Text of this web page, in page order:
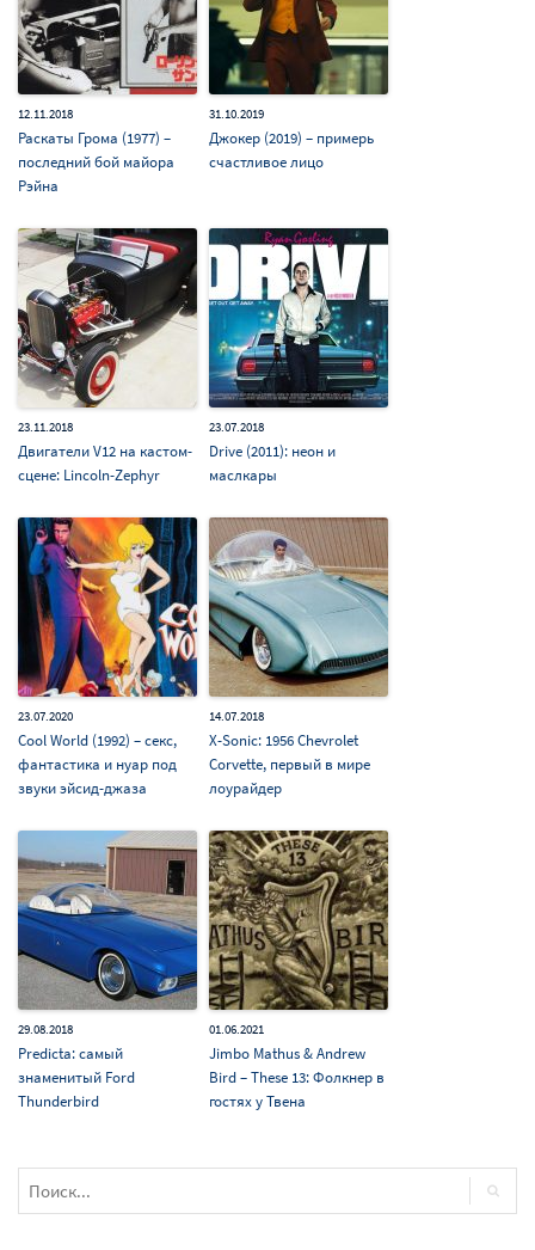
12.11.2018
Раскаты Грома (1977) –
последний бой майора
Рэйна
31.10.2019
Джокер (2019) – примерь
счастливое лицо
23.11.2018
Двигатели V12 на кастом-
сцене: Lincoln-Zephyr
23.07.2018
Drive (2011): неон и
маслкары
23.07.2020
Cool World (1992) – секс,
фантастика и нуар под
звуки эйсид-джаза
14.07.2018
X-Sonic: 1956 Chevrolet
Corvette, первый в мире
лоурайдер
29.08.2018
Predicta: самый
знаменитый Ford
Thunderbird
01.06.2021
Jimbo Mathus & Andrew
Bird – These 13: Фолкнер в
гостях у Твена